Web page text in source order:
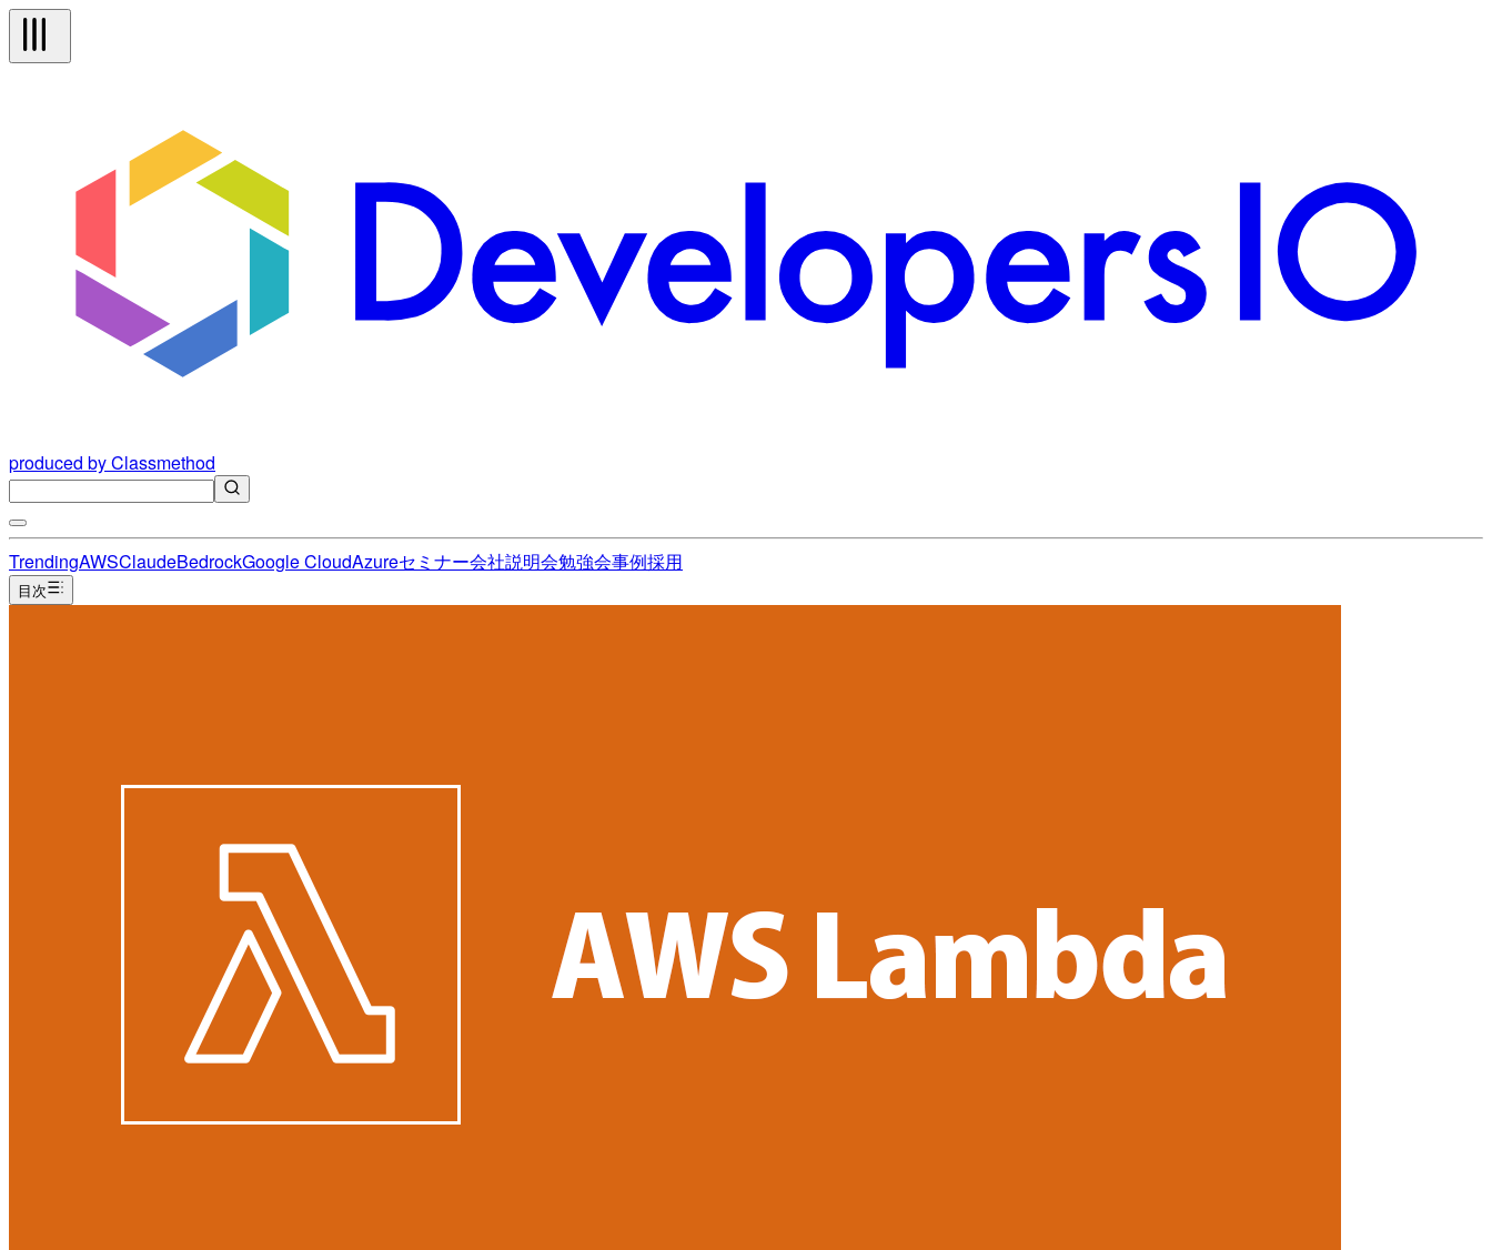
produced by Classmethod
TrendingAWSClaudeBedrockGoogle CloudAzureセミナー会社説明会勉強会事例採用
目次